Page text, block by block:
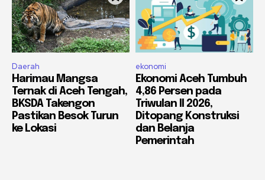
Daerah
Harimau Mangsa
Ternak di Aceh Tengah,
BKSDA Takengon
Pastikan Besok Turun
ke Lokasi
ekonomi
Ekonomi Aceh Tumbuh
4,86 Persen pada
Triwulan II 2026,
Ditopang Konstruksi
dan Belanja
Pemerintah